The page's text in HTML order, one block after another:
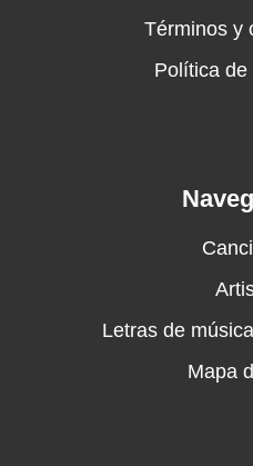
Términos y
Política de
Letras de
Mapa